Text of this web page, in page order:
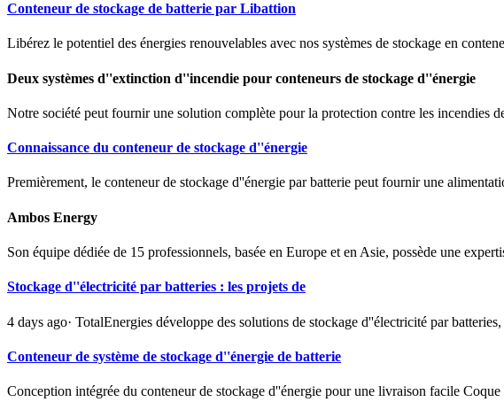
Conteneur de stockage de batterie par Libattion
Libérez le potentiel des énergies renouvelables avec nos systèmes de stockage en
Deux systèmes d''extinction d''incendie pour conteneurs de stockage d''énergie
Notre société peut fournir une solution complète pour la protection contre les incendies
Connaissance du conteneur de stockage d''énergie
Premièrement, le conteneur de stockage d''énergie par batterie peut fournir une
Ambos Energy
Son équipe dédiée de 15 professionnels, basée en Europe et en Asie, possède une
Stockage d''électricité par batteries : les projets de
4 days ago· TotalEnergies développe des solutions de stockage d''électricité par
Conteneur de système de stockage d''énergie de batterie
Conception intégrée du conteneur de stockage d''énergie pour une livraison facile